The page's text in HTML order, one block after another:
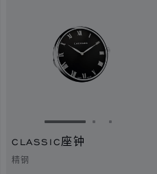
2
转到幻灯片 1转到幻灯
转到幻
CLASSIC座钟
精钢